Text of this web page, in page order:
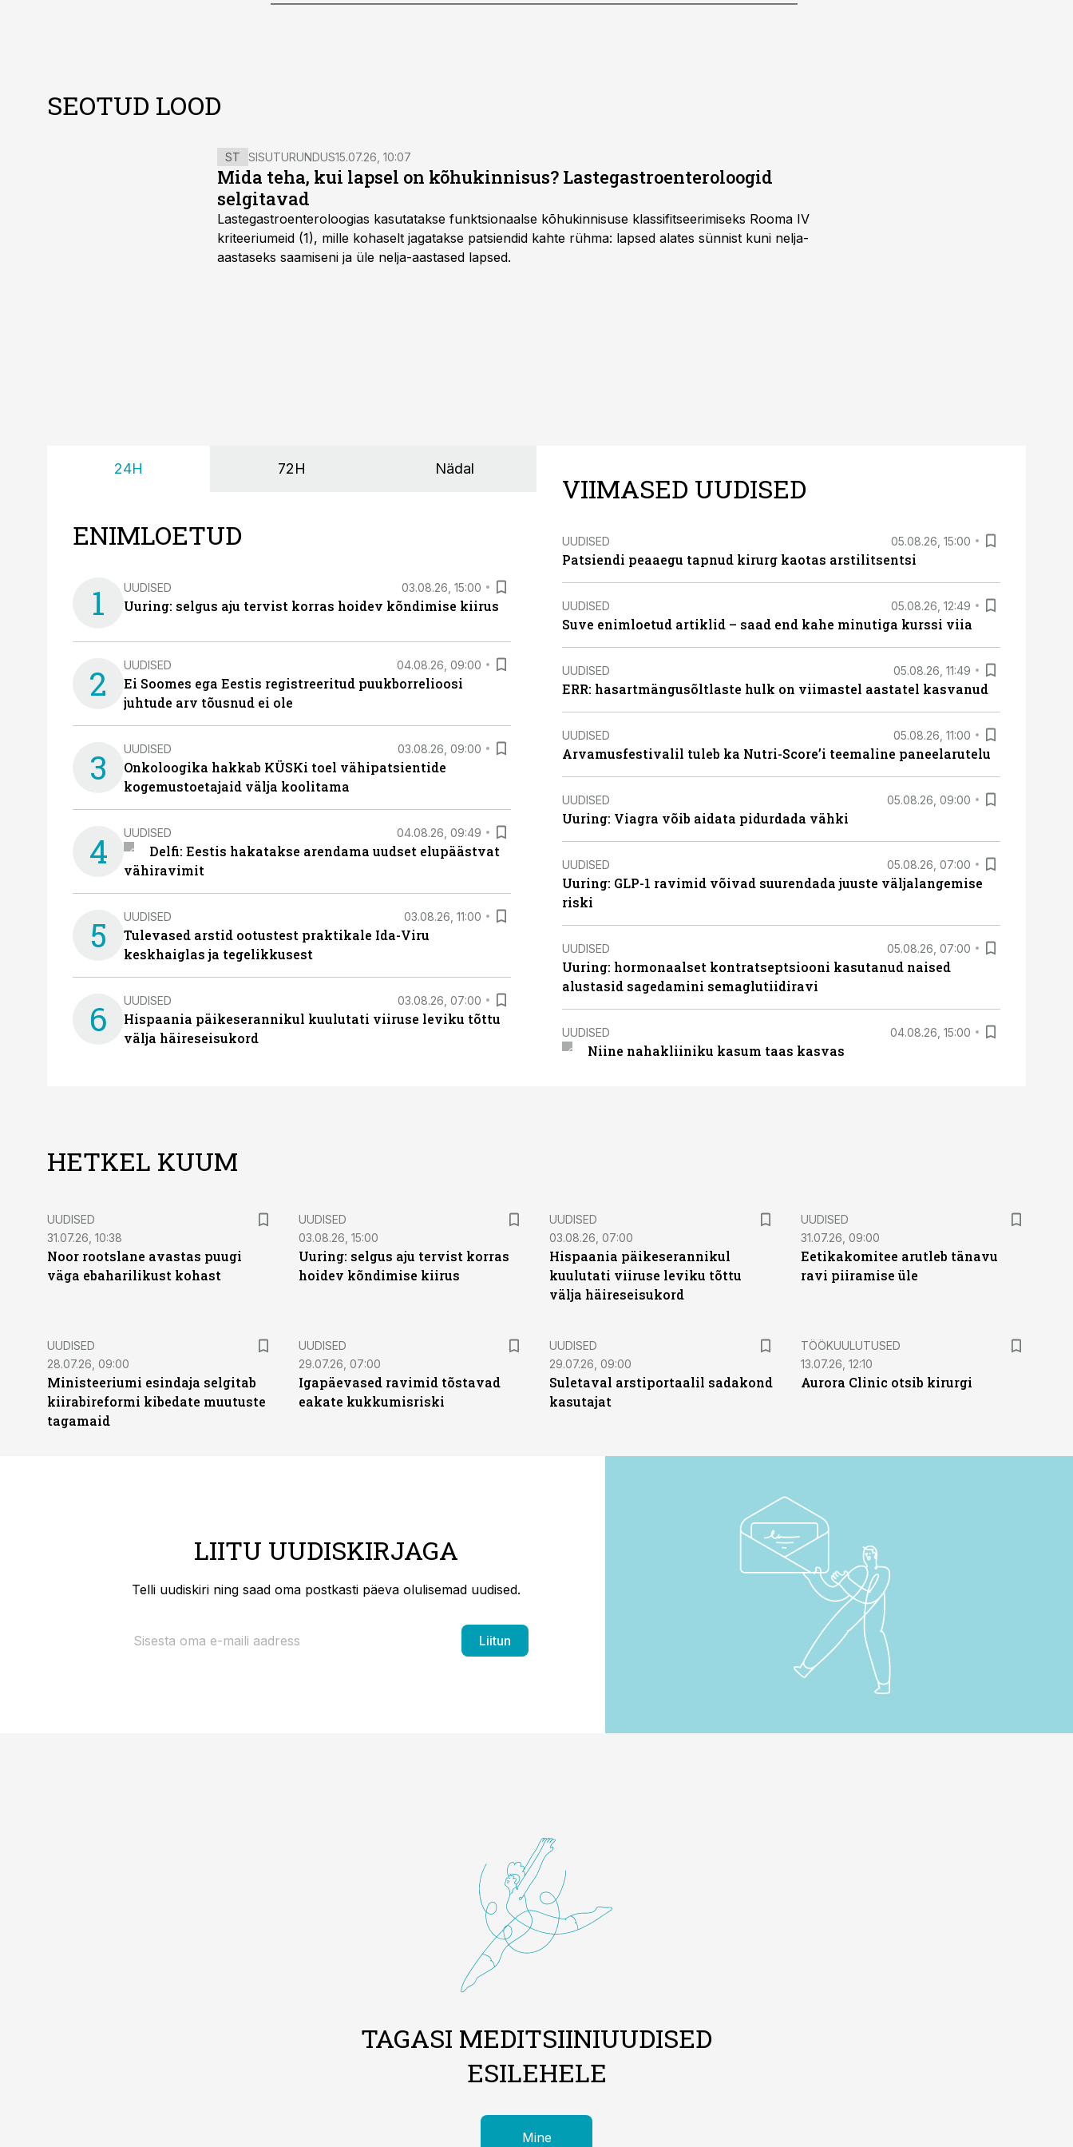
SEOTUD LOOD
ST SISUTURUNDUS15.07.26, 10:07
Mida teha, kui lapsel on kõhukinnisus? Lastegastroenteroloogid
selgitavad
Lastegastroenteroloogias kasutatakse funktsionaalse kõhukinnisuse klassifitseerimiseks Rooma IV
kriteeriumeid (1), mille kohaselt jagatakse patsiendid kahte rühma: lapsed alates sünnist kuni nelja-
aastaseks saamiseni ja üle nelja-aastased lapsed.
24H 72H Nädal
ENIMLOETUD
1 UUDISED 03.08.26, 15:00
Uuring: selgus aju tervist korras hoidev kõndimise kiirus
2 UUDISED 04.08.26, 09:00
Ei Soomes ega Eestis registreeritud puukborrelioosi
juhtude arv tõusnud ei ole
3 UUDISED 03.08.26, 09:00
Onkoloogika hakkab KÜSKi toel vähipatsientide
kogemustoetajaid välja koolitama
4 UUDISED 04.08.26, 09:49
Delfi: Eestis hakatakse arendama uudset elupäästvat
vähiravimit
5 UUDISED 03.08.26, 11:00
Tulevased arstid ootustest praktikale Ida-Viru
keskhaiglas ja tegelikkusest
6 UUDISED 03.08.26, 07:00
Hispaania päikeserannikul kuulutati viiruse leviku tõttu
välja häireseisukord
VIIMASED UUDISED
UUDISED 05.08.26, 15:00
Patsiendi peaaegu tapnud kirurg kaotas arstilitsentsi
UUDISED 05.08.26, 12:49
Suve enimloetud artiklid – saad end kahe minutiga kurssi viia
UUDISED 05.08.26, 11:49
ERR: hasartmängusõltlaste hulk on viimastel aastatel kasvanud
UUDISED 05.08.26, 11:00
Arvamusfestivalil tuleb ka Nutri-Score’i teemaline paneelarutelu
UUDISED 05.08.26, 09:00
Uuring: Viagra võib aidata pidurdada vähki
UUDISED 05.08.26, 07:00
Uuring: GLP-1 ravimid võivad suurendada juuste väljalangemise
riski
UUDISED 05.08.26, 07:00
Uuring: hormonaalset kontratseptsiooni kasutanud naised
alustasid sagedamini semaglutiidiravi
UUDISED 04.08.26, 15:00
Niine nahakliiniku kasum taas kasvas
HETKEL KUUM
UUDISED
31.07.26, 10:38
Noor rootslane avastas puugi
väga ebaharilikust kohast
UUDISED
03.08.26, 15:00
Uuring: selgus aju tervist korras
hoidev kõndimise kiirus
UUDISED
03.08.26, 07:00
Hispaania päikeserannikul
kuulutati viiruse leviku tõttu
välja häireseisukord
UUDISED
31.07.26, 09:00
Eetikakomitee arutleb tänavu
ravi piiramise üle
UUDISED
28.07.26, 09:00
Ministeeriumi esindaja selgitab
kiirabireformi kibedate muutuste
tagamaid
UUDISED
29.07.26, 07:00
Igapäevased ravimid tõstavad
eakate kukkumisriski
UUDISED
29.07.26, 09:00
Suletaval arstiportaalil sadakond
kasutajat
ST
TÖÖKUULUTUSED
13.07.26, 12:10
Aurora Clinic otsib kirurgi
LIITU UUDISKIRJAGA
Telli uudiskiri ning saad oma postkasti päeva olulisemad uudised.
Liitun
TAGASI MEDITSIINIUUDISED
ESILEHELE
Mine